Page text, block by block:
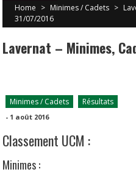
Home > Minimes / Cadets >
31/07/2016
Lavernat – Minimes,
Minimes / Cadets Résultats
- 1 août 2016
Classement UCM :
Minimes :